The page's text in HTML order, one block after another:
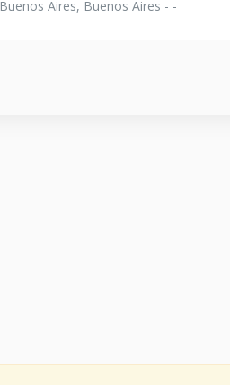
Buenos Aires, Buenos Aires - -